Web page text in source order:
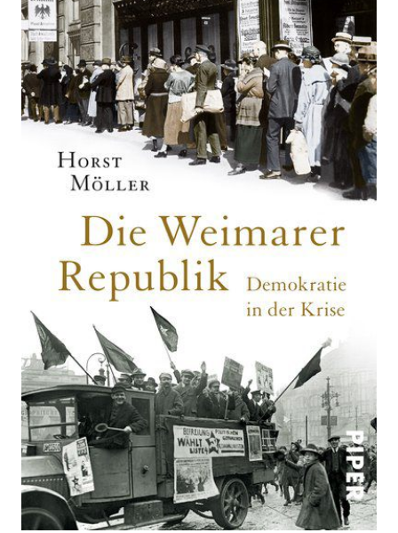
Die Weimarer
Republik
Zur Wunschliste hinzufügen
Demokratie in der Krise
Horst Möller
Verlag: Piper
04.09.2018
Buch
464 Seiten
kartoniert
ISBN: 978-3-
492-31290-5
Bibliografische Daten